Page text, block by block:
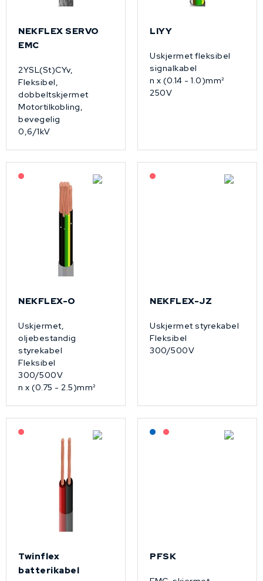
NEKFLEX SERVO
EMC
2YSL(St)CYv,
Fleksibel,
dobbeltskjermet
Motortilkobling,
bevegelig
0,6/1kV
LIYY
Uskjermet fleksibel
signalkabel
n x (0.14 - 1.0)mm²
250V
NEKFLEX-O
Uskjermet,
oljebestandig
styrekabel
Fleksibel
300/500V
n x (0.75 - 2.5)mm²
NEKFLEX-JZ
Uskjermet styrekabel
Fleksibel
300/500V
Twinflex
batterikabel
Lagerført: NEK Kabel
På forespørsel
PFSK